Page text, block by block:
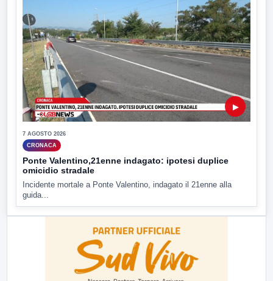
▶
7 AGOSTO 2026
CRONACA
Ponte Valentino,21enne indagato: ipotesi duplice
omicidio stradale
Incidente mortale a Ponte Valentino, indagato il 21enne alla
guida...